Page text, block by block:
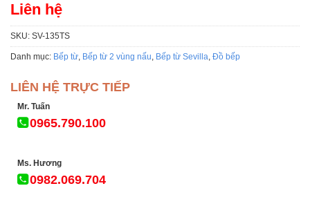
Liên hệ
SKU: SV-135TS
Danh mục: Bếp từ Bếp từ 2 vùng nấu Bếp từ Sevilla Đồ bếp
LIÊN HỆ TRỰC TIẾP
Mr. Tuấn
0965.790.100
Ms. Hương
0982.069.704